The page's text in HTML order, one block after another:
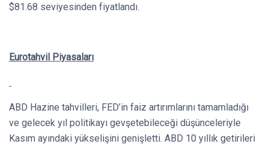
$81.68 seviyesinden fiyatlandı.
Eurotahvil Piyasaları
ABD Hazine tahvilleri, FED’in faiz artırımlarını tamamladığı
ve gelecek yıl politikayı gevşetebileceği düşünceleriyle
Kasım ayındaki yükselişini genişletti. ABD 10 yıllık getirileri